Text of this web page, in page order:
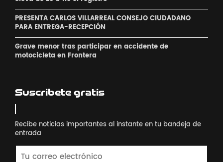
PRESENTA CARLOS VILLARREAL CONSEJO CIUDADANO
PARA ENTREGA-RECEPCIÓN
Grave menor tras participar en accidente de
motocicleta en Frontera
Suscribete gratis
Recibe noticias importantes al instante en tu bandeja de
entrada